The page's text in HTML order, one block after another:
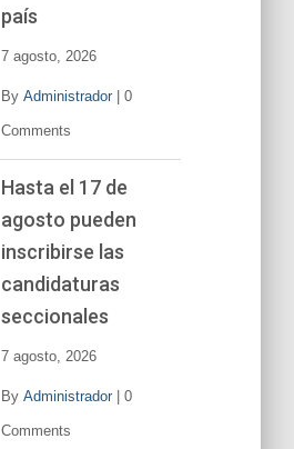
país
7 agosto, 2026
By Administrador| 0
Comments
Hasta el 17 de
agosto pueden
inscribirse las
candidaturas
seccionales
7 agosto, 2026
By Administrador| 0
Comments